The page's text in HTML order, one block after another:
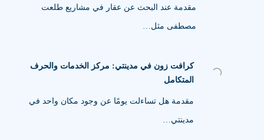
مقدمة عند البحث عن عقار في مشاريع طلعت
مصطفى مثل…
كرافت زون في مدينتي: مركز الخدمات والحرف
المتكامل
مقدمة هل تساءلت يومًا عن وجود مكان واحد في
مدينتي…